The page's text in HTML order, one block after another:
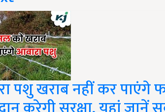
पशु खराब नहीं कर पाएंगे
करेगी सुरक्षा, यहां